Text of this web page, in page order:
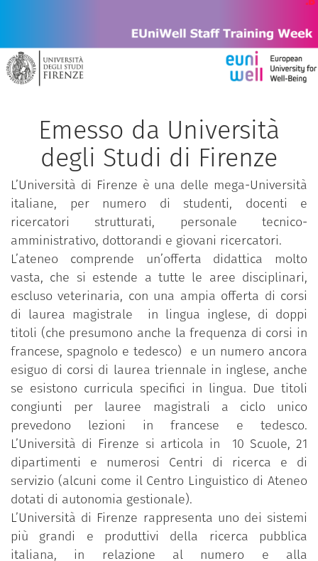
Emesso da Università
degli Studi di Firenze
L’Università di Firenze è una delle mega-Università
italiane, per numero di studenti, docenti e
ricercatori strutturati, personale tecnico-
amministrativo, dottorandi e giovani ricercatori.
L’ateneo comprende un’offerta didattica molto
vasta, che si estende a tutte le aree disciplinari,
escluso veterinaria, con una ampia offerta di corsi
di laurea magistrale in lingua inglese, di doppi
titoli (che presumono anche la frequenza di corsi in
francese, spagnolo e tedesco) e un numero ancora
esiguo di corsi di laurea triennale in inglese, anche
se esistono curricula specifici in lingua. Due titoli
congiunti per lauree magistrali a ciclo unico
prevedono lezioni in francese e tedesco.
L’Università di Firenze si articola in 10 Scuole, 21
dipartimenti e numerosi Centri di ricerca e di
servizio (alcuni come il Centro Linguistico di Ateneo
dotati di autonomia gestionale).
L’Università di Firenze rappresenta uno dei sistemi
più grandi e produttivi della ricerca pubblica
italiana, in relazione al numero e alla